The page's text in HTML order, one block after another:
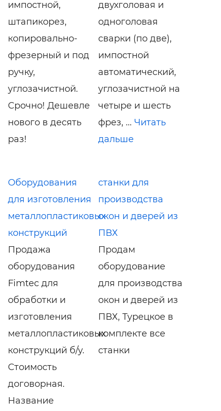
импостной,
штапикорез,
копировально-
фрезерный и под
ручку,
углозачистной.
Срочно! Дешевле
нового в десять
раз!
двухголовая и
одноголовая
сварки (по две),
импостной
автоматический,
углозачистной на
четыре и шесть
фрез, ... Читать
дальше
Оборудования
для изготовления
металлопластиковых
конструкций
Продажа
оборудования
Fimtec для
обработки и
изготовления
металлопластиковых
конструкций б/у.
Стоимость
договорная.
Название
станки для
производства
окон и дверей из
ПВХ
Продам
оборудование
для производства
окон и дверей из
ПВХ, Турецкое в
комплекте все
станки